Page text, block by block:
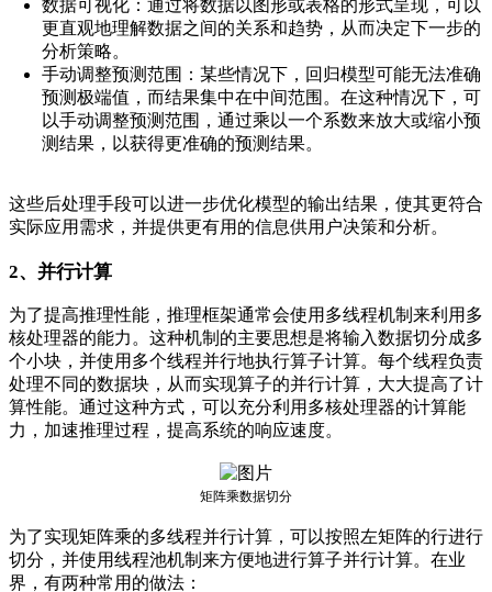
数据可视化：通过将数据以图形或表格的形式呈现，可以
更直观地理解数据之间的关系和趋势，从而决定下一步的
分析策略。
手动调整预测范围：某些情况下，回归模型可能无法准确
预测极端值，而结果集中在中间范围。在这种情况下，可
以手动调整预测范围，通过乘以一个系数来放大或缩小预
测结果，以获得更准确的预测结果。
这些后处理手段可以进一步优化模型的输出结果，使其更符合
实际应用需求，并提供更有用的信息供用户决策和分析。
2、并行计算
为了提高推理性能，推理框架通常会使用多线程机制来利用多
核处理器的能力。这种机制的主要思想是将输入数据切分成多
个小块，并使用多个线程并行地执行算子计算。每个线程负责
处理不同的数据块，从而实现算子的并行计算，大大提高了计
算性能。通过这种方式，可以充分利用多核处理器的计算能
力，加速推理过程，提高系统的响应速度。
矩阵乘数据切分
为了实现矩阵乘的多线程并行计算，可以按照左矩阵的行进行
切分，并使用线程池机制来方便地进行算子并行计算。在业
界，有两种常用的做法：